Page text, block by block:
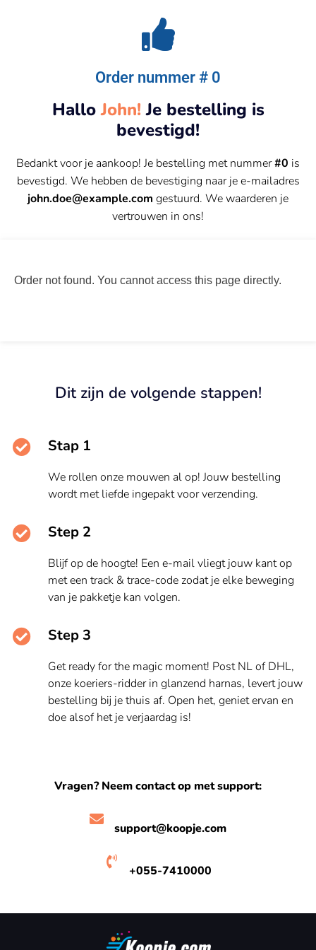
Order nummer # 0
HalloJohn! Je bestelling is
bevestigd!
Bedankt voor je aankoop! Je bestelling met nummer#0 is
bevestigd. We hebben de bevestiging naar je e-mailadres
john.doe@example.com gestuurd. We waarderen je
vertrouwen in ons!
Order not found. You cannot access this page directly.
Dit zijn de volgende stappen!
Stap 1
We rollen onze mouwen al op! Jouw bestelling
wordt met liefde ingepakt voor verzending.
Step 2
Blijf op de hoogte! Een e-mail vliegt jouw kant op
met een track & trace-code zodat je elke beweging
van je pakketje kan volgen.
Step 3
Get ready for the magic moment! Post NL of DHL,
onze koeriers-ridder in glanzend harnas, levert jouw
bestelling bij je thuis af. Open het, geniet ervan en
doe alsof het je verjaardag is!
Vragen? Neem contact op met support:
support@koopje.com
+055-7410000